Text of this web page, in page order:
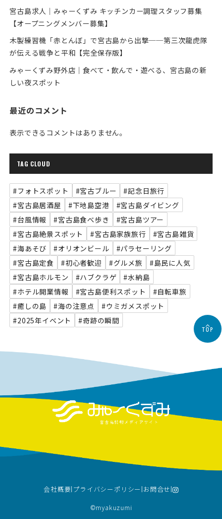
宮古島求人｜みゃーくずみ キッチンカー調理スタッフ募集
【オープニングメンバー募集】
木製練習機「赤とんぼ」で宮古島から出撃──第三次龍虎隊
が伝える戦争と平和【完全保存版】
みゃーくずみ野外店｜食べて・飲んで・遊べる、宮古島の新
しい夜スポット
最近のコメント
表示できるコメントはありません。
TAG CLOUD
#フォトスポット #宮古ブルー
#記念日旅行
#宮古島居酒屋
#下地島空港
#宮古島ダイビング
#台風情報
#宮古島食べ歩き
#宮古島ツアー
#宮古島絶景スポット
#宮古島家族旅行
#宮古島雑貨
#海あそび
#オリオンビール
#パラセーリング
#宮古島定食
#初心者歓迎 #グルメ旅
#島民に人気
#宮古島ホルモン
#ハブクラゲ
#水納島
#ホテル開業情報
#宮古島便利スポット
#自転車旅
#癒しの島
#海の注意点
#ウミガメスポット
#2025年イベント
#奇跡の瞬間
会社概要 プライバシーポリシー お問合せ
©︎myakuzumi
TOP